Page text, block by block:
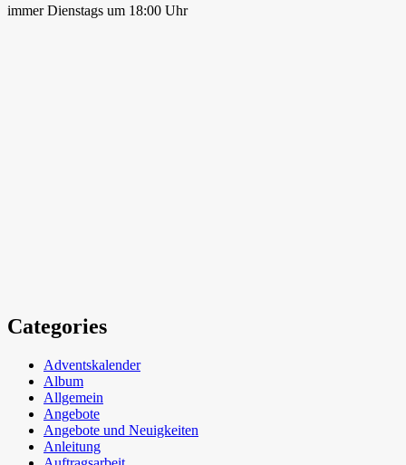
immer Dienstags um 18:00 Uhr
Categories
Adventskalender
Album
Allgemein
Angebote
Angebote und Neuigkeiten
Anleitung